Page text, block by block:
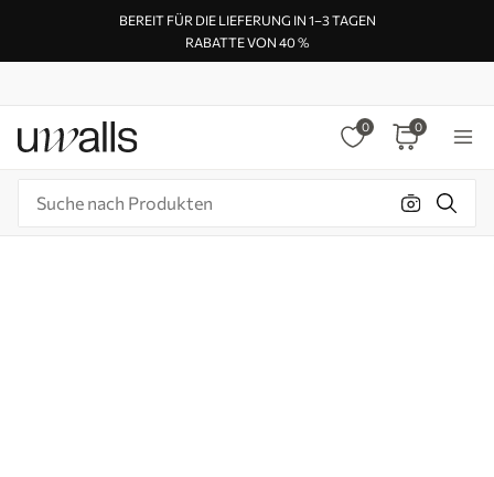
BEREIT FÜR DIE LIEFERUNG IN 1–3 TAGEN
RABATTE VON 40 %
0 0